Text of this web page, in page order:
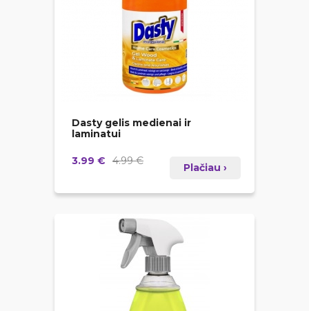
Dasty gelis medienai ir
laminatui
3.99 € 4.99 €
Plačiau ›